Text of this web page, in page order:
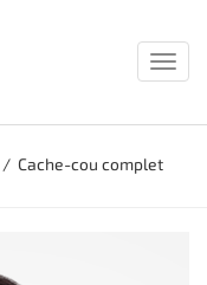
/ Cache-cou complet